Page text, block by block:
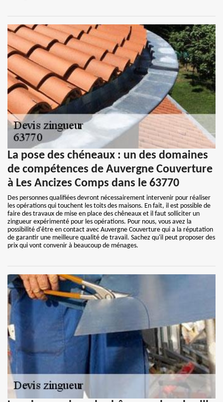
La pose des chéneaux : un des domaines
de compétences de Auvergne Couverture
à Les Ancizes Comps dans le 63770
Des personnes qualifiées devront nécessairement intervenir pour réaliser
les opérations qui touchent les toits des maisons. En fait, il est possible de
faire des travaux de mise en place des chêneaux et il faut solliciter un
zingueur expérimenté pour les opérations. Pour nous, vous avez la
possibilité d'être en contact avec Auvergne Couverture qui a la réputation
de garantir une meilleure qualité de travail. Sachez qu'il peut proposer des
prix qui vont convenir à beaucoup de ménages.